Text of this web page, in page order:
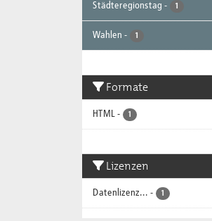
Städteregionstag - 1
Wahlen - 1
Formate
HTML - 1
Lizenzen
Datenlizenz... - 1